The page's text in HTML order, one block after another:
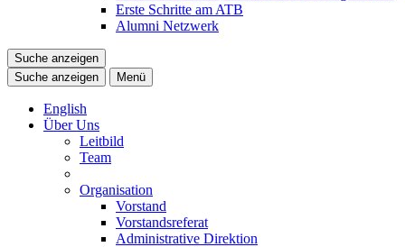
Erste Schritte am ATB
Alumni Netzwerk
Suche anzeigen
Suche anzeigen
Menü
English
Über Uns
Leitbild
Team
Organisation
Vorstand
Vorstandsreferat
Administrative Direktion